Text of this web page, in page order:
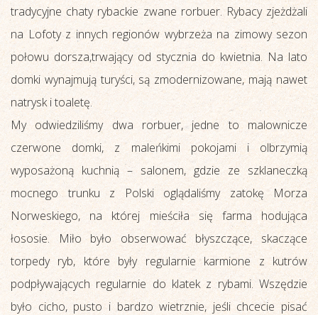
tradycyjne chaty rybackie zwane rorbuer. Rybacy zjeżdżali
na Lofoty z innych regionów wybrzeża na zimowy sezon
połowu dorsza,trwający od stycznia do kwietnia. Na lato
domki wynajmują turyści, są zmodernizowane, mają nawet
natrysk i toaletę.
My odwiedziliśmy dwa rorbuer, jedne to malownicze
czerwone domki, z maleńkimi pokojami i olbrzymią
wyposażoną kuchnią – salonem, gdzie ze szklaneczką
mocnego trunku z Polski oglądaliśmy zatokę Morza
Norweskiego, na której mieściła się farma hodująca
łososie. Miło było obserwować błyszczące, skaczące
torpedy ryb, które były regularnie karmione z kutrów
podpływających regularnie do klatek z rybami. Wszędzie
było cicho, pusto i bardzo wietrznie, jeśli chcecie pisać